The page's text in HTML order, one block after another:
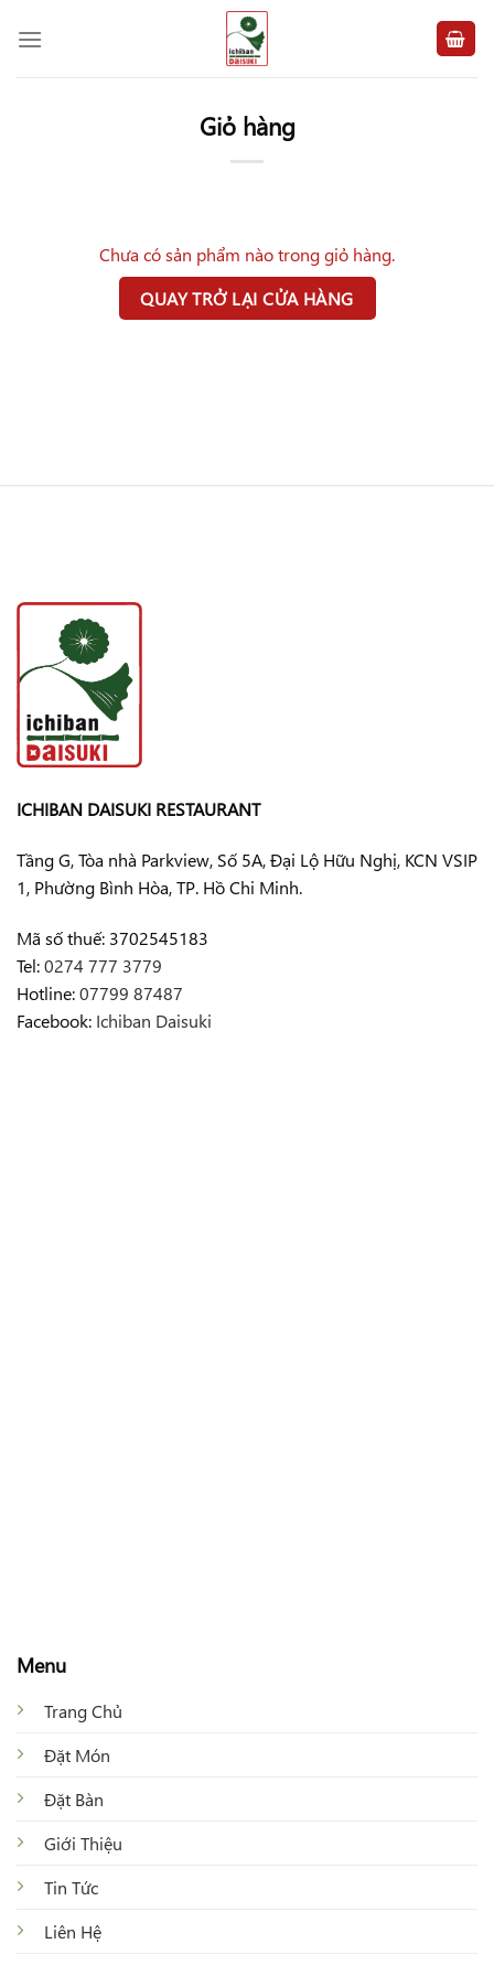
đến
Giỏ hàng
Chưa có sản phẩm nào trong giỏ hàng.
QUAY TRỞ LẠI CỬA HÀNG
ICHIBAN DAISUKI RESTAURANT
Tầng G, Tòa nhà Parkview, Số 5A, Đại Lộ Hữu Nghị, KCN VSIP
1, Phường Bình Hòa, TP. Hồ Chi Minh.
Mã số thuế: 3702545183
Tel:0274 777 3779
Hotline:07799 87487
Facebook: Ichiban Daisuki
Menu
Trang Chủ
Đặt Món
Đặt Bàn
Giới Thiệu
Tin Tức
Liên Hệ